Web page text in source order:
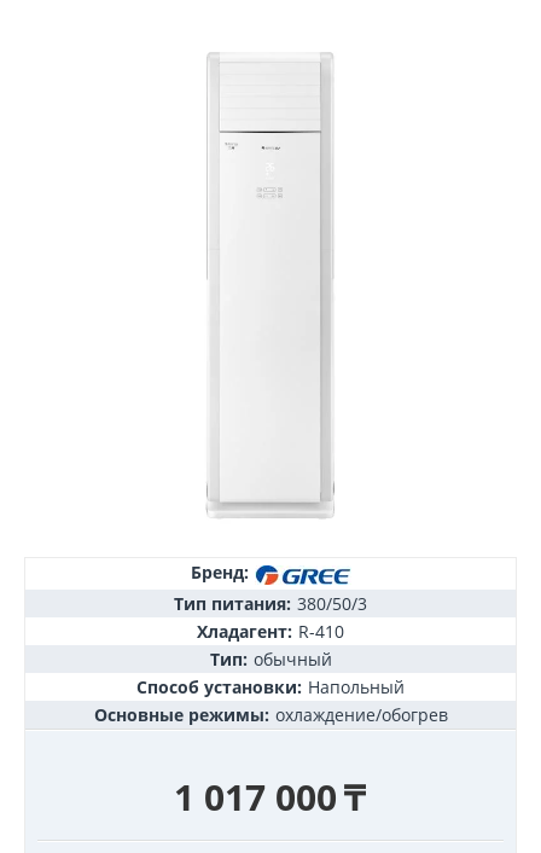
Бренд:
Тип питания: 380/50/3
Хладагент: R-410
Тип: обычный
Способ установки: Напольный
Основные режимы: охлаждение/обогрев
1 017 000₸